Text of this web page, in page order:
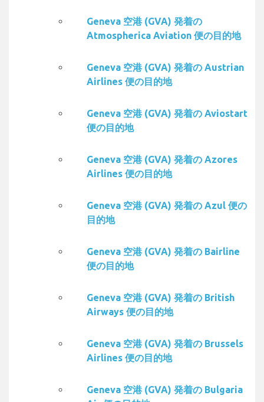
Geneva 空港 (GVA) 発着の
Atmospherica Aviation 便の目的地
Geneva 空港 (GVA) 発着の Austrian
Airlines 便の目的地
Geneva 空港 (GVA) 発着の Aviostart
便の目的地
Geneva 空港 (GVA) 発着の Azores
Airlines 便の目的地
Geneva 空港 (GVA) 発着の Azul 便の
目的地
Geneva 空港 (GVA) 発着の Bairline
便の目的地
Geneva 空港 (GVA) 発着の British
Airways 便の目的地
Geneva 空港 (GVA) 発着の Brussels
Airlines 便の目的地
Geneva 空港 (GVA) 発着の Bulgaria